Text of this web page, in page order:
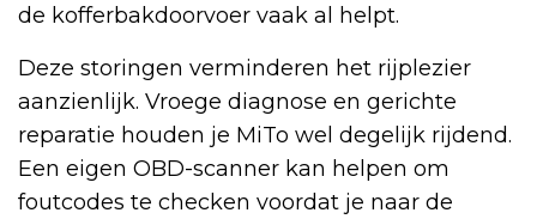
de kofferbakdoorvoer vaak al helpt.
Deze storingen verminderen het rijplezier
aanzienlijk. Vroege diagnose en gerichte
reparatie houden je MiTo wel degelijk rijdend.
Een eigen OBD-scanner kan helpen om
foutcodes te checken voordat je naar de